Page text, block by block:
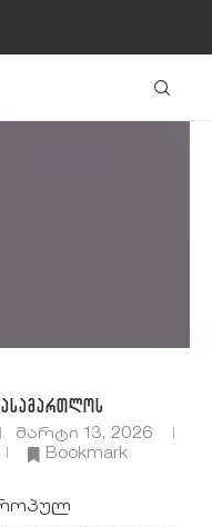
მარტი 13, 2026
Bookmark